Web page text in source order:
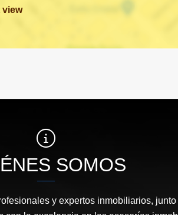
view
SOMOS
y expertos inmobiliarios,